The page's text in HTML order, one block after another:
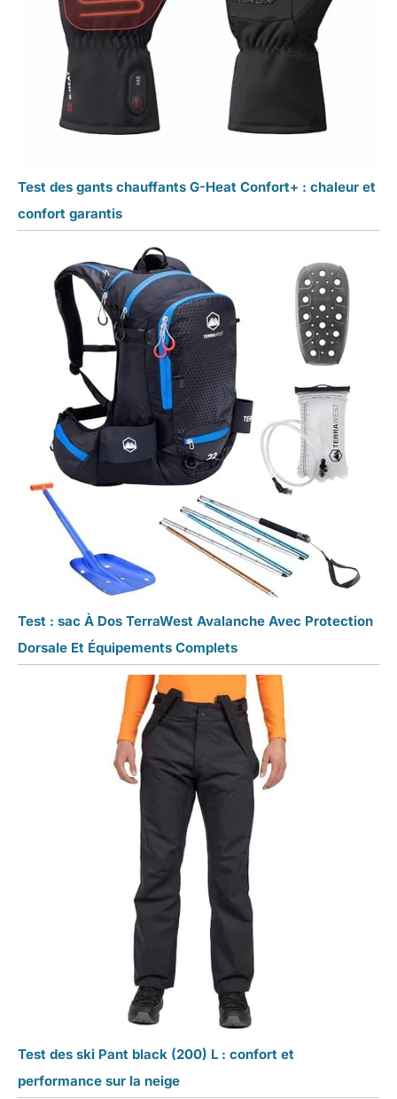
Test des gants chauffants G-Heat Confort+ : chaleur et
confort garantis
Test : sac À Dos TerraWest Avalanche Avec Protection
Dorsale Et Équipements Complets
Test des ski Pant black (200) L : confort et
performance sur la neige